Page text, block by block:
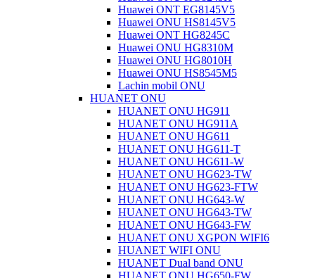
Huawei ONT EG8145V5
Huawei ONU HS8145V5
Huawei ONT HG8245C
Huawei ONU HG8310M
Huawei ONU HG8010H
Huawei ONU HS8545M5
Lachin mobil ONU
HUANET ONU
HUANET ONU HG911
HUANET ONU HG911A
HUANET ONU HG611
HUANET ONU HG611-T
HUANET ONU HG611-W
HUANET ONU HG623-TW
HUANET ONU HG623-FTW
HUANET ONU HG643-W
HUANET ONU HG643-TW
HUANET ONU HG643-FW
HUANET ONU XGPON WIFI6
HUANET WIFI ONU
HUANET Dual band ONU
HUANET ONU HG650-FW